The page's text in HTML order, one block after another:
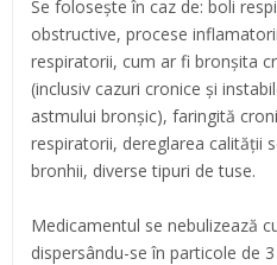
Se foloseşte în caz de: boli
obstructive, procese
respiratorii, cum ar fi bronşita
(inclusiv cazuri cronice şi
astmului bronşic), faringită
respiratorii, dereglarea calităţii
bronhii, diverse tipuri de tuse.
Medicamentul se nebulizează
dispersându-se în particole de